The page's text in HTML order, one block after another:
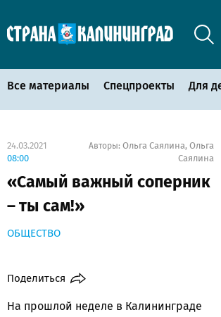
Все материалы Спецпроекты Для
24.03.2021
08:00
Авторы: Ольга Саялина, Ольга
Саялина
«Самый важный соперник
– ты сам!»
ОБЩЕСТВО
Поделиться
На прошлой неделе в Калининграде